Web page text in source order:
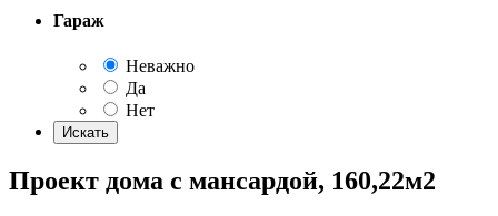
Гараж
Неважно
Да
Нет
Проект дома с мансардой, 160,22м2